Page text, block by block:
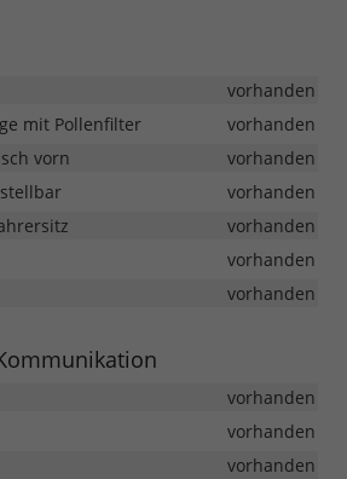
vorhanden
mit Pollenfilter
vorhanden
vorn
vorhanden
vorhanden
vorhanden
vorhanden
vorhanden
vorhanden
vorhanden
vorhanden